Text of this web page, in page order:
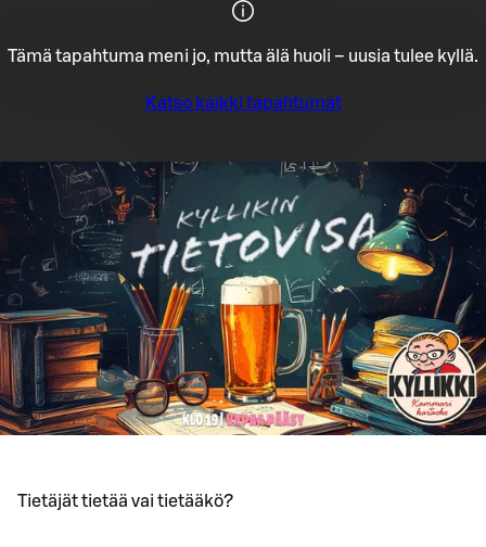
Tämä tapahtuma meni jo, mutta älä huoli – uusia tulee kyllä.
Katso kaikki tapahtumat
Tietäjät tietää vai tietääkö?